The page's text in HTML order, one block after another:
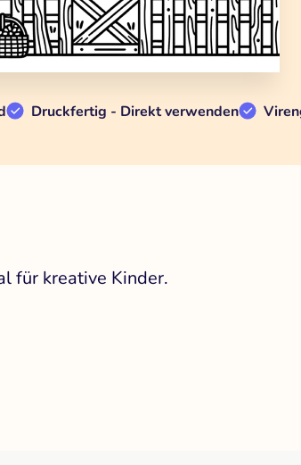
Druckfertig - Direkt verwenden
für kreative Kinder.